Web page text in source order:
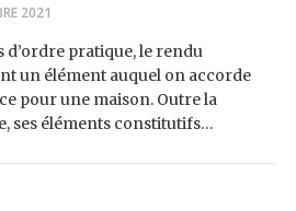
2021
d’ordre pratique, le rendu
un élément auquel on accorde
pour une maison. Outre la
ses éléments constitutifs…